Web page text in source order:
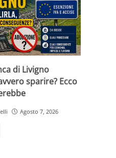
di Livigno
sparire? Ecco
Agosto 7, 2026